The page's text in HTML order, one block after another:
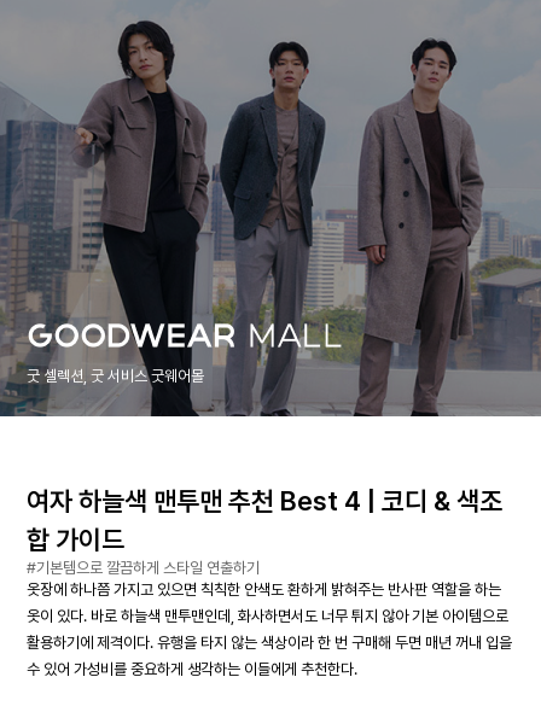
굿 셀렉션, 굿 서비스 굿웨어몰
여자 하늘색 맨투맨 추천 Best 4 | 코디 & 색조
합 가이드
#기본템으로 깔끔하게 스타일 연출하기
옷장에 하나쯤 가지고 있으면 칙칙한 안색도 환하게 밝혀주는 반사판 역할을 하는
옷이 있다. 바로 하늘색 맨투맨인데, 화사하면서도 너무 튀지 않아 기본 아이템으로
활용하기에 제격이다. 유행을 타지 않는 색상이라 한 번 구매해 두면 매년 꺼내 입을
수 있어 가성비를 중요하게 생각하는 이들에게 추천한다.